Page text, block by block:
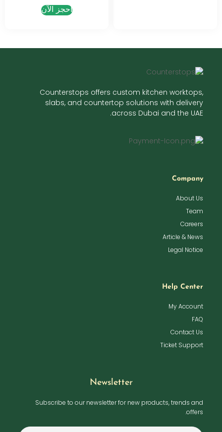
احجز الآن
Counterstops offers custom kitchen worktops,
slabs, and countertop solutions with delivery
across Dubai and the UAE.
Company
About Us
Team
Careers
Article & News
Legal Notice
Help Center
My Account
FAQ
Contact Us
Ticket Support
Newsletter
Subscribe to our newsletter for new products, trends and
offers.